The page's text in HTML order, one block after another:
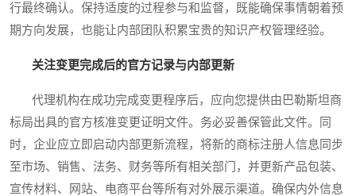
行最终确认。保持适度的过程参与和监督，既能确保事情朝着预
期方向发展，也能让内部团队积累宝贵的知识产权管理经验。
关注变更完成后的官方记录与内部更新
代理机构在成功完成变更程序后，应向您提供由巴勒斯坦商
标局出具的官方核准变更证明文件。务必妥善保管此文件。同
时，企业应立即启动内部更新流程，将新的商标注册人信息同步
至市场、销售、法务、财务等所有相关部门，并更新产品包装、
宣传材料、网站、电商平台等所有对外展示渠道。确保内外信息